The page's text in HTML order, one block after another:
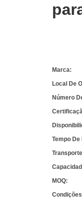
Marca:
Local De
Número
Tempo De
MOQ: